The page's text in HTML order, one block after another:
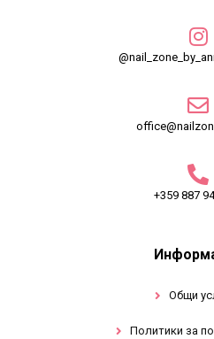
+359 887
Общи
Политики за